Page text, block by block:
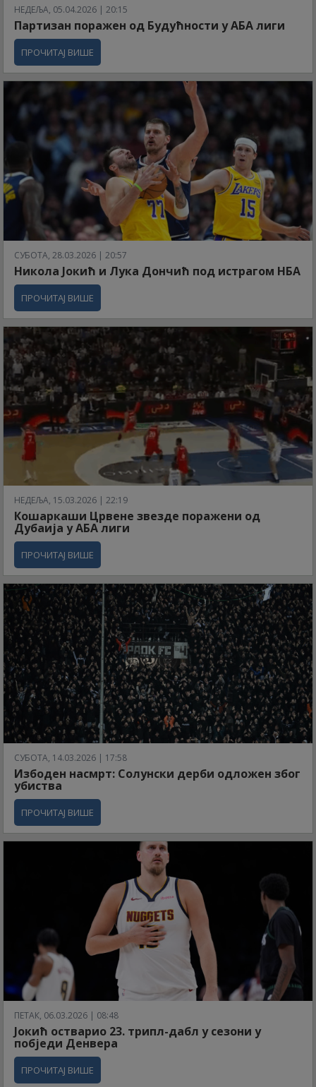
НЕДЕЉА, 05.04.2026 | 20:15
Партизан поражен од Будућности у АБА лиги
ПРОЧИТАЈ ВИШЕ
СУБОТА, 28.03.2026 | 20:57
Никола Јокић и Лука Дончић под истрагом НБА
ПРОЧИТАЈ ВИШЕ
НЕДЕЉА, 15.03.2026 | 22:19
Кошаркаши Црвене звезде поражени од
Дубаија у АБА лиги
ПРОЧИТАЈ ВИШЕ
СУБОТА, 14.03.2026 | 17:58
Избоден насмрт: Солунски дерби одложен због
убиства
ПРОЧИТАЈ ВИШЕ
ПЕТАК, 06.03.2026 | 08:48
Јокић остварио 23. трипл-дабл у сезони у
побједи Денвера
ПРОЧИТАЈ ВИШЕ